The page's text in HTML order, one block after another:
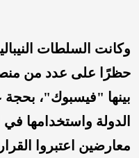
وكانت السلطات
حظرًا على عدد من
بينها "فيسبوك"،
الدولة واستخدامها في
معارضين اعتبروا